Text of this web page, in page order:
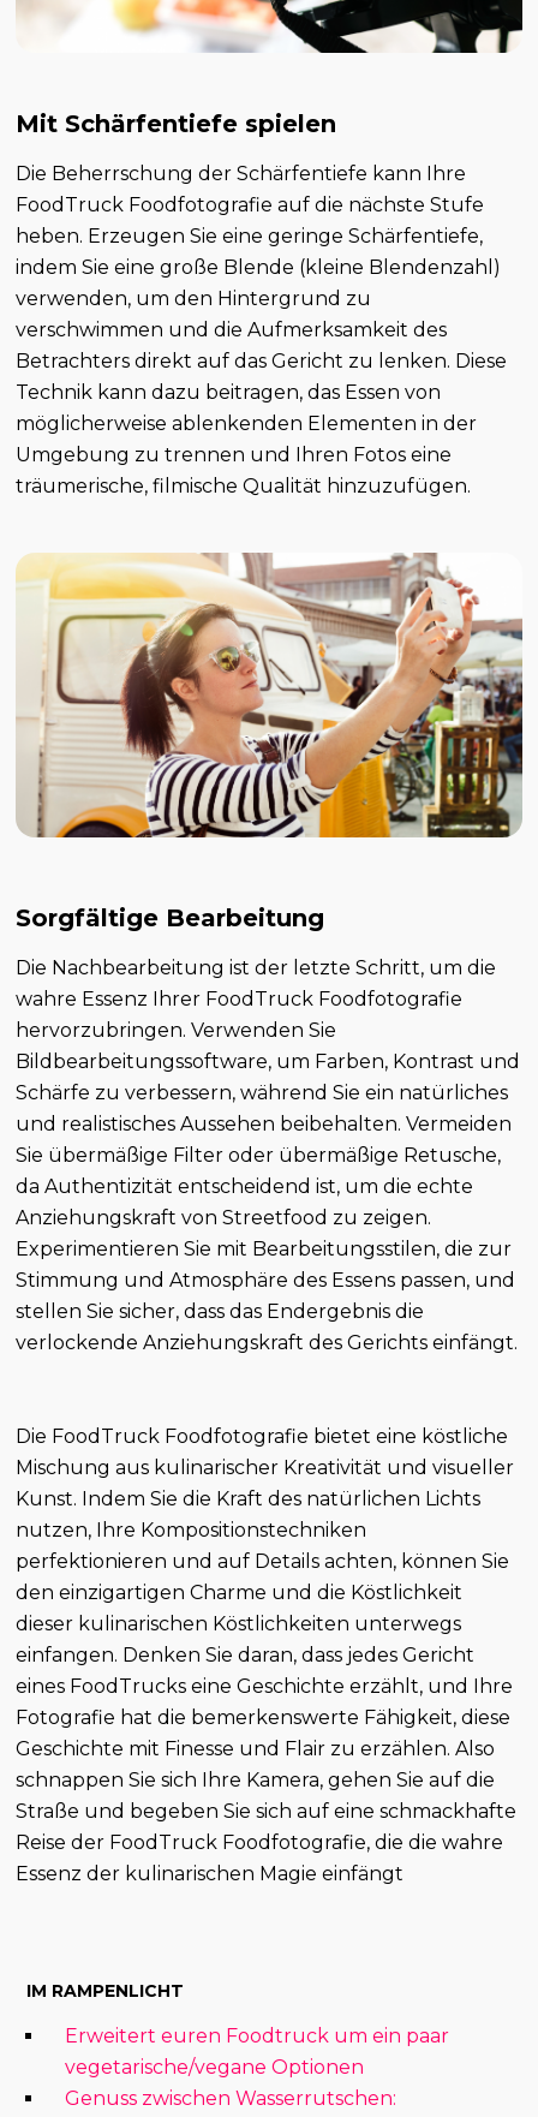
Mit Schärfentiefe spielen
Die Beherrschung der Schärfentiefe kann Ihre
FoodTruck Foodfotografie auf die nächste Stufe
heben. Erzeugen Sie eine geringe Schärfentiefe,
indem Sie eine große Blende (kleine Blendenzahl)
verwenden, um den Hintergrund zu
verschwimmen und die Aufmerksamkeit des
Betrachters direkt auf das Gericht zu lenken. Diese
Technik kann dazu beitragen, das Essen von
möglicherweise ablenkenden Elementen in der
Umgebung zu trennen und Ihren Fotos eine
träumerische, filmische Qualität hinzuzufügen.
Sorgfältige Bearbeitung
Die Nachbearbeitung ist der letzte Schritt, um die
wahre Essenz Ihrer FoodTruck Foodfotografie
hervorzubringen. Verwenden Sie
Bildbearbeitungssoftware, um Farben, Kontrast und
Schärfe zu verbessern, während Sie ein natürliches
und realistisches Aussehen beibehalten. Vermeiden
Sie übermäßige Filter oder übermäßige Retusche,
da Authentizität entscheidend ist, um die echte
Anziehungskraft von Streetfood zu zeigen.
Experimentieren Sie mit Bearbeitungsstilen, die zur
Stimmung und Atmosphäre des Essens passen, und
stellen Sie sicher, dass das Endergebnis die
verlockende Anziehungskraft des Gerichts einfängt.
Die FoodTruck Foodfotografie bietet eine köstliche
Mischung aus kulinarischer Kreativität und visueller
Kunst. Indem Sie die Kraft des natürlichen Lichts
nutzen, Ihre Kompositionstechniken
perfektionieren und auf Details achten, können Sie
den einzigartigen Charme und die Köstlichkeit
dieser kulinarischen Köstlichkeiten unterwegs
einfangen. Denken Sie daran, dass jedes Gericht
eines FoodTrucks eine Geschichte erzählt, und Ihre
Fotografie hat die bemerkenswerte Fähigkeit, diese
Geschichte mit Finesse und Flair zu erzählen. Also
schnappen Sie sich Ihre Kamera, gehen Sie auf die
Straße und begeben Sie sich auf eine schmackhafte
Reise der FoodTruck Foodfotografie, die die wahre
Essenz der kulinarischen Magie einfängt
IM RAMPENLICHT
Erweitert euren Foodtruck um ein paar
vegetarische/vegane Optionen
Genuss zwischen Wasserrutschen: